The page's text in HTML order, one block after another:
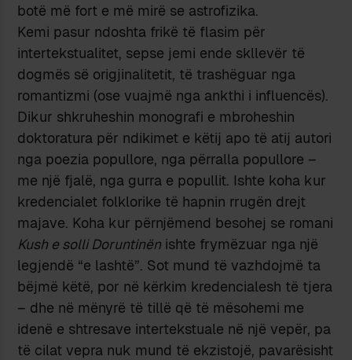
botë më fort e më mirë se astrofizika.
Kemi pasur ndoshta frikë të flasim për
intertekstualitet, sepse jemi ende skllevër të
dogmës së origjinalitetit, të trashëguar nga
romantizmi (ose vuajmë nga ankthi i influencës).
Dikur shkruheshin monografi e mbroheshin
doktoratura për ndikimet e këtij apo të atij autori
nga poezia popullore, nga përralla popullore –
me një fjalë, nga gurra e popullit. Ishte koha kur
kredencialet folklorike të hapnin rrugën drejt
majave. Koha kur përnjëmend besohej se romani
Kush e solli Doruntinën ishte frymëzuar nga një
legjendë “e lashtë”. Sot mund të vazhdojmë ta
bëjmë këtë, por në kërkim kredencialesh të tjera
– dhe në mënyrë të tillë që të mësohemi me
idenë e shtresave intertekstuale në një vepër, pa
të cilat vepra nuk mund të ekzistojë, pavarësisht